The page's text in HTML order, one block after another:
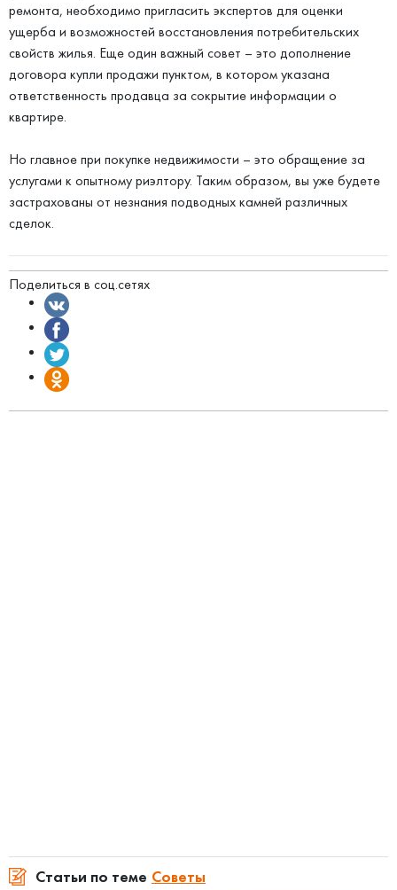
ремонта, необходимо пригласить экспертов для оценки
ущерба и возможностей восстановления потребительских
свойств жилья. Еще один важный совет – это дополнение
договора купли продажи пунктом, в котором указана
ответственность продавца за сокрытие информации о
квартире.
Но главное при покупке недвижимости – это обращение за
услугами к опытному риэлтору. Таким образом, вы уже будете
застрахованы от незнания подводных камней различных
сделок.
Поделиться в соц.сетях
Статьи по теме Советы